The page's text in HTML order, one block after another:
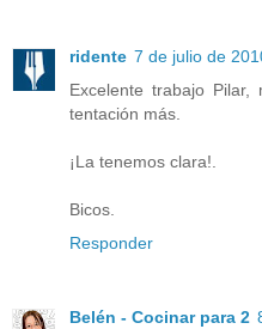
ridente 7 de julio de
Excelente trabajo
tentación más.
¡La tenemos clara!.
Bicos.
Responder
Belén - Cocinar para 2